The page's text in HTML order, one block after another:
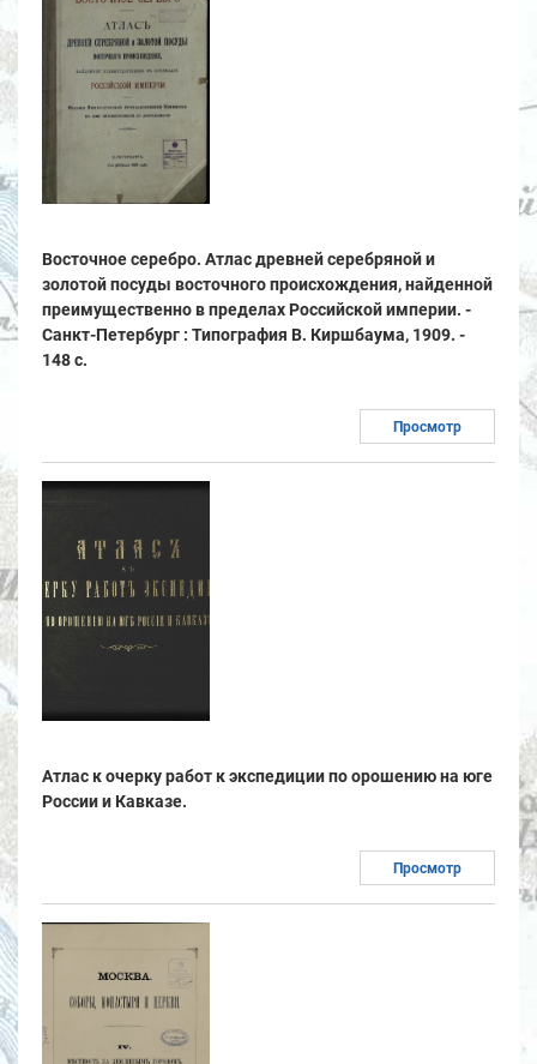
Восточное серебро. Атлас древней серебряной и
золотой посуды восточного происхождения, найденной
преимущественно в пределах Российской империи. -
Санкт-Петербург : Типография В. Киршбаума, 1909. -
148 с.
Просмотр
Атлас к очерку работ к экспедиции по орошению на юге
России и Кавказе.
Просмотр